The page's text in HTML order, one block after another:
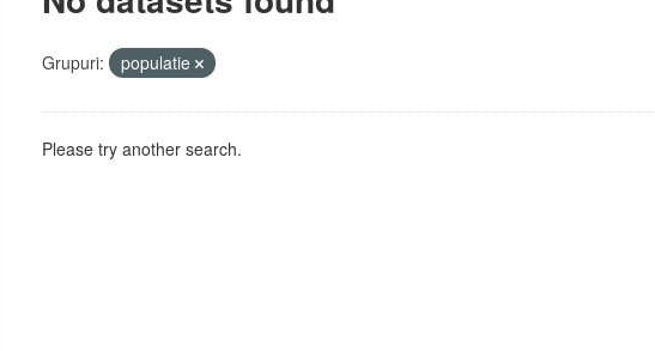
Grupuri: populatie
Please try another search.